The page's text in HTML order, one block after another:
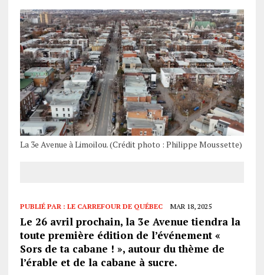
La 3e Avenue à Limoilou. (Crédit photo : Philippe Moussette)
PUBLIÉ PAR : LE CARREFOUR DE QUÉBEC MAR 18, 2025
Le 26 avril prochain, la 3e Avenue tiendra la
toute première édition de l’événement «
Sors de ta cabane ! », autour du thème de
l’érable et de la cabane à sucre.